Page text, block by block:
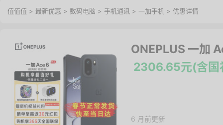
值值值 > 最新优惠 > 数码电脑 > 手机通讯 > 一加手机 > 优惠详情
ONEPLUS 一加
2306.65元(含国
6 月前更新